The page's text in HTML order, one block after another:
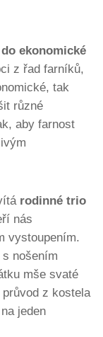
ekonomické
z řad farníků,
tak
různé
aby farnost
rodinné trio
nás
vystoupením.
nošením
mše svaté
z kostela
jeden